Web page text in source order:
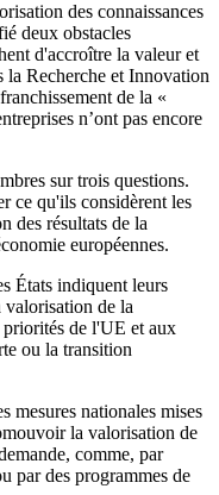
des connaissances
deux obstacles
d'accroître la valeur et
la Recherche et Innovation
de la «
n’ont pas encore
sur trois questions.
ce qu'ils considèrent les
des résultats de la
européennes.
États indiquent leurs
valorisation de la
de l'UE et aux
ou la transition
mesures nationales mises
la valorisation de
comme, par
par des programmes de